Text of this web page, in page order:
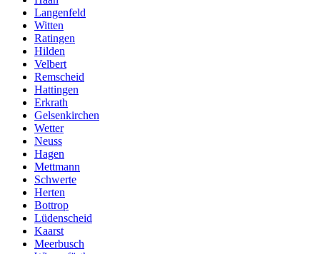
Langenfeld
Witten
Ratingen
Hilden
Velbert
Remscheid
Hattingen
Erkrath
Gelsenkirchen
Wetter
Neuss
Hagen
Mettmann
Schwerte
Herten
Bottrop
Lüdenscheid
Kaarst
Meerbusch